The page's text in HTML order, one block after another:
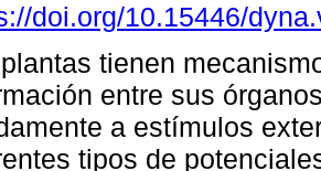
doi.org/10.15446/
tienen
entre sus
a estímulos
tipos de